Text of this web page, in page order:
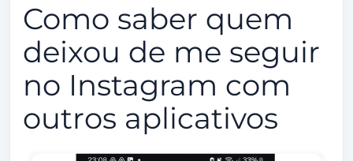
Como saber quem
deixou de me seguir
no Instagram com
outros aplicativos